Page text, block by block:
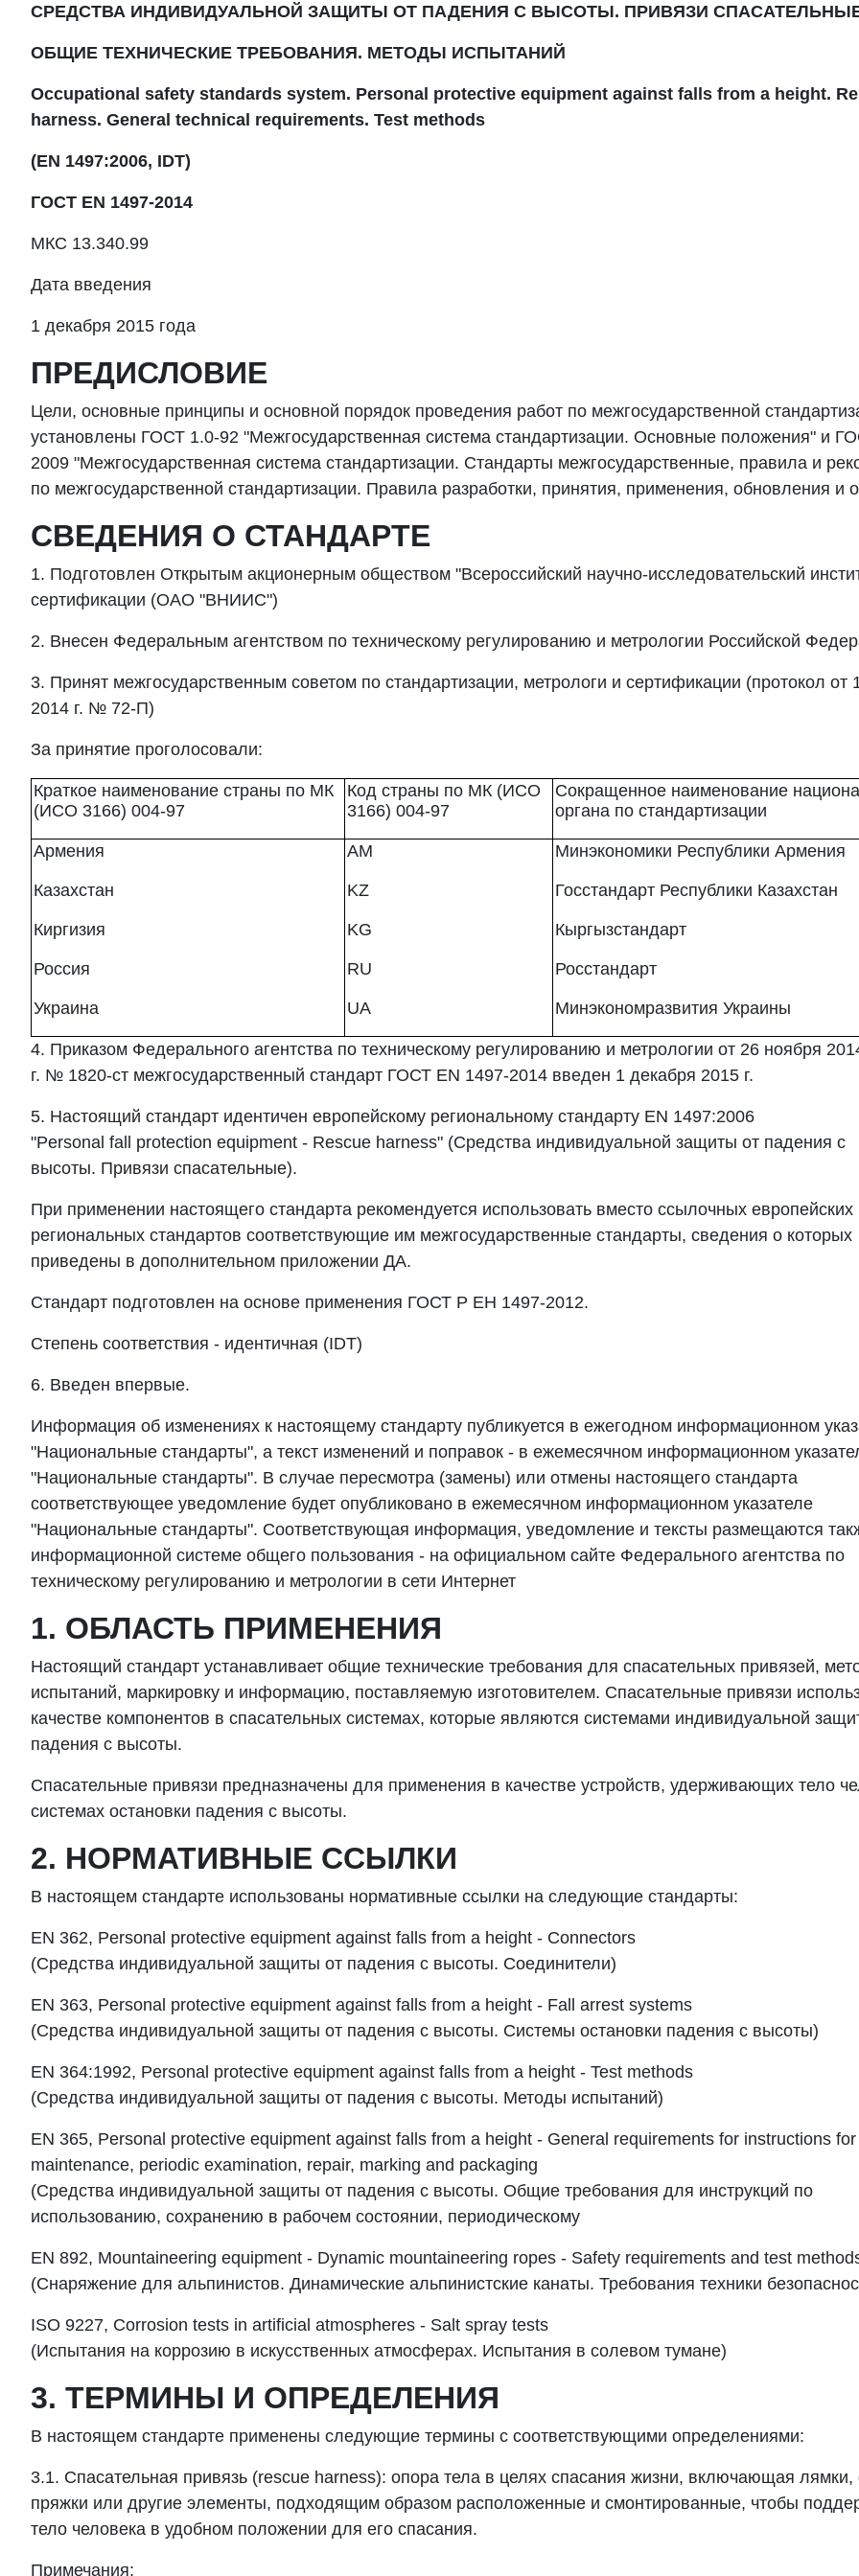
СРЕДСТВА ИНДИВИДУАЛЬНОЙ ЗАЩИТЫ ОТ ПАДЕНИЯ С ВЫСОТЫ. ПРИВЯЗИ
ОБЩИЕ ТЕХНИЧЕСКИЕ ТРЕБОВАНИЯ. МЕТОДЫ ИСПЫТАНИЙ
Occupational safety standards system. Personal protective equipment against falls from a height.
harness. General technical requirements. Test methods
(EN 1497:2006, IDT)
ГОСТ EN 1497-2014
МКС 13.340.99
Дата введения
1 декабря 2015 года
ПРЕДИСЛОВИЕ
Цели, основные принципы и основной порядок проведения работ по межгосударственной
установлены ГОСТ 1.0-92 "Межгосударственная система стандартизации. Основные положения" и
2009 "Межгосударственная система стандартизации. Стандарты межгосударственные, правила и
по межгосударственной стандартизации. Правила разработки, принятия, применения, обновления и
СВЕДЕНИЯ О СТАНДАРТЕ
1. Подготовлен Открытым акционерным обществом "Всероссийский научно-исследовательский
сертификации (ОАО "ВНИИС")
2. Внесен Федеральным агентством по техническому регулированию и метрологии Российской
3. Принят межгосударственным советом по стандартизации, метрологи и сертификации (протокол от
2014 г. № 72-П)
За принятие проголосовали:
Краткое наименование страны по МК
(ИСО 3166) 004-97
Код страны по МК (ИСО
3166) 004-97
Сокращенное наименование
органа по стандартизации
Армения AM Минэкономики Республики Армения
Казахстан KZ Госстандарт Республики Казахстан
Киргизия KG Кыргызстандарт
Россия RU Росстандарт
Украина UA Минэкономразвития Украины
4. Приказом Федерального агентства по техническому регулированию и метрологии от 26 ноября
г. № 1820-ст межгосударственный стандарт ГОСТ EN 1497-2014 введен 1 декабря 2015 г.
5. Настоящий стандарт идентичен европейскому региональному стандарту EN 1497:2006
"Personal fall protection equipment - Rescue harness" (Средства индивидуальной защиты от падения с
высоты. Привязи спасательные).
При применении настоящего стандарта рекомендуется использовать вместо ссылочных европейских
региональных стандартов соответствующие им межгосударственные стандарты, сведения о которых
приведены в дополнительном приложении ДА.
Стандарт подготовлен на основе применения ГОСТ Р ЕН 1497-2012.
Степень соответствия - идентичная (IDT)
6. Введен впервые.
Информация об изменениях к настоящему стандарту публикуется в ежегодном информационном
"Национальные стандарты", а текст изменений и поправок - в ежемесячном информационном
"Национальные стандарты". В случае пересмотра (замены) или отмены настоящего стандарта
соответствующее уведомление будет опубликовано в ежемесячном информационном указателе
"Национальные стандарты". Соответствующая информация, уведомление и тексты размещаются
информационной системе общего пользования - на официальном сайте Федерального агентства по
техническому регулированию и метрологии в сети Интернет
1. ОБЛАСТЬ ПРИМЕНЕНИЯ
Настоящий стандарт устанавливает общие технические требования для спасательных привязей,
испытаний, маркировку и информацию, поставляемую изготовителем. Спасательные привязи
качестве компонентов в спасательных системах, которые являются системами индивидуальной
падения с высоты.
Спасательные привязи предназначены для применения в качестве устройств, удерживающих тело
системах остановки падения с высоты.
2. НОРМАТИВНЫЕ ССЫЛКИ
В настоящем стандарте использованы нормативные ссылки на следующие стандарты:
EN 362, Personal protective equipment against falls from a height - Connectors
(Средства индивидуальной защиты от падения с высоты. Соединители)
EN 363, Personal protective equipment against falls from a height - Fall arrest systems
(Средства индивидуальной защиты от падения с высоты. Системы остановки падения с высоты)
EN 364:1992, Personal protective equipment against falls from a height - Test methods
(Средства индивидуальной защиты от падения с высоты. Методы испытаний)
EN 365, Personal protective equipment against falls from a height - General requirements for instructions
maintenance, periodic examination, repair, marking and packaging
(Средства индивидуальной защиты от падения с высоты. Общие требования для инструкций по
использованию, сохранению в рабочем состоянии, периодическому
EN 892, Mountaineering equipment - Dynamic mountaineering ropes - Safety requirements and test
(Снаряжение для альпинистов. Динамические альпинистские канаты. Требования техники
ISO 9227, Corrosion tests in artificial atmospheres - Salt spray tests
(Испытания на коррозию в искусственных атмосферах. Испытания в солевом тумане)
3. ТЕРМИНЫ И ОПРЕДЕЛЕНИЯ
В настоящем стандарте применены следующие термины с соответствующими определениями:
3.1. Спасательная привязь (rescue harness): опора тела в целях спасания жизни, включающая лямки,
пряжки или другие элементы, подходящим образом расположенные и смонтированные, чтобы
тело человека в удобном положении для его спасания.
Примечания: